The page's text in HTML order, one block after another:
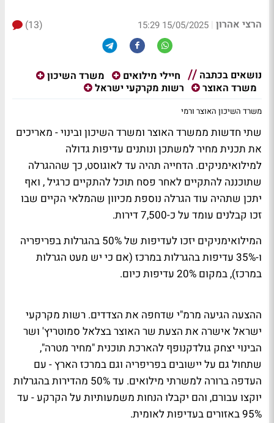
הרצי אהרון |
15/05/2025 15:29
(13)
נושאים בכתבה חיילי מילואים
משרד השיכון
משרד האוצר
רשות מקרקעי ישראל
משרד השיכון האוצר ורמי
שתי חדשות ממשרד האוצר ומשרד השיכון ובינוי - מאריכים
את תכנית מחיר למשתכן ונותנים עדיפות גדולה
למילואימניקים. הדחייה תהיה עד לאוגוסט, כך שההגרלה
שתוכננה להתקיים לאחר פסח תוכל להתקיים כרגיל , ואף
יתכן שתהיה עוד הגרלה נוספת מכיוון שהמלאי הקיים שבו
זכו קבלנים עומד על כ-7,500 דירות.
המילואימניקים יזכו לעדיפות של 50% בהגרלות בפריפריה
ו-35% עדיפות בהגרלות במרכז (אם כי יש מעט הגרלות
במרכז), במקום 20% עדיפות כיום.
ההצעה הגיעה מרמ"י שדחפה את הצדדים. רשות מקרקעי
ישראל אישרה את הצעת שר האוצר בצלאל סמוטריץ' ושר
הבינוי יצחק גולדקנופף להארכת תוכנית "מחיר מטרה",
שתחול גם על יישובים בפריפריה וגם במרכז הארץ - עם
העדפה ברורה למשרתי מילואים. עד 50% מהדירות בהגרלות
יוקצו עבורם, והם יקבלו הנחות משמעותיות על הקרקע - עד
95% באזורים בעדיפות לאומית.